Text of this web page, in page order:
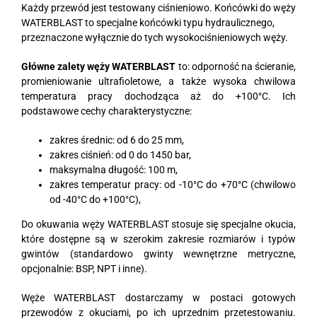
Każdy przewód jest testowany ciśnieniowo. Końcówki do węży
WATERBLAST to specjalne końcówki typu hydraulicznego,
przeznaczone wyłącznie do tych wysokociśnieniowych węży.
Główne zalety węży WATERBLAST to: odporność na ścieranie,
promieniowanie ultrafioletowe, a także wysoka chwilowa
temperatura pracy dochodząca aż do +100°C. Ich
podstawowe cechy charakterystyczne:
zakres średnic: od 6 do 25 mm,
zakres ciśnień: od 0 do 1450 bar,
maksymalna długość: 100 m,
zakres temperatur pracy: od -10°C do +70°C (chwilowo
od -40°C do +100°C),
Do okuwania węży WATERBLAST stosuje się specjalne okucia,
które dostępne są w szerokim zakresie rozmiarów i typów
gwintów (standardowo gwinty wewnętrzne metryczne,
opcjonalnie: BSP, NPT i inne).
Węże WATERBLAST dostarczamy w postaci gotowych
przewodów z okuciami, po ich uprzednim przetestowaniu.